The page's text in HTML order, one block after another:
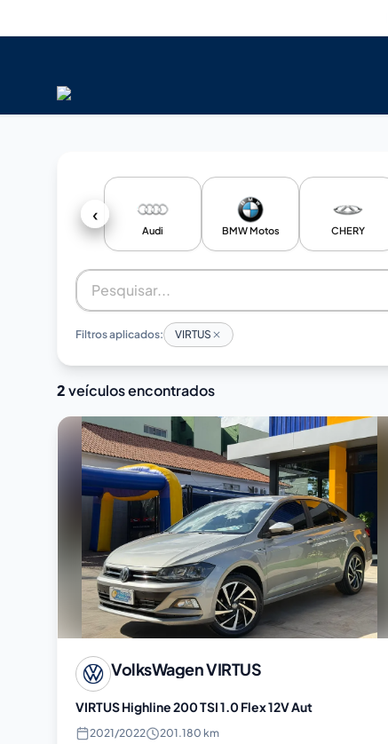
‹
Audi BMW Motos CHERY
Filtros aplicados: VIRTUS
2veículos encontrados
VolksWagenVIRTUS
VIRTUS Highline 200 TSI 1.0 Flex 12V Aut
2021/2022 201.180 km